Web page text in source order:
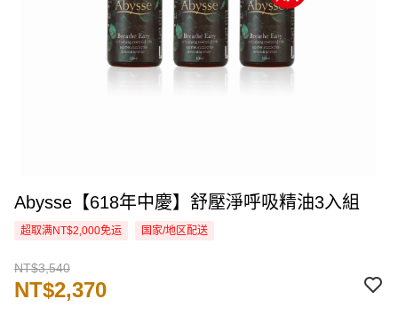
Abysse【618年中慶】舒壓淨呼吸精油3入組
超取满NT$2,000免运 国家/地区配送
NT$3,540
NT$2,370